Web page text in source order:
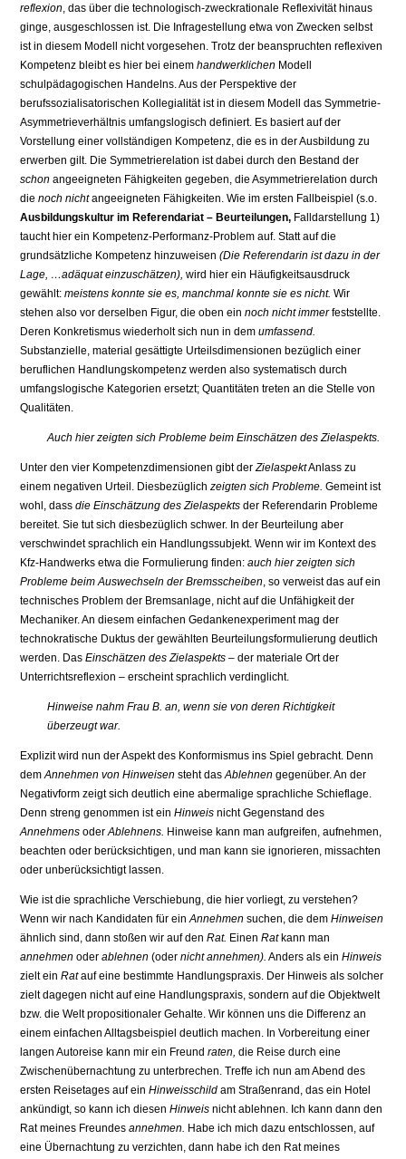
reflexion, das über die technologisch-zweckrationale Reflexivität hinaus
gin­ge, ausgeschlossen ist. Die Infragestellung etwa von Zwecken selbst
ist in diesem Modell nicht vorgesehen. Trotz der beanspruchten reflexiven
Kompe­tenz bleibt es hier bei einem handwerklichen Modell
schulpädagogischen Handelns. Aus der Perspektive der
berufssozialisatorischen Kollegialität ist in diesem Modell das Symmetrie-
Asymmetrieverhältnis umfangslogisch de­finiert. Es basiert auf der
Vorstellung einer vollständigen Kompetenz, die es in der Ausbildung zu
erwerben gilt. Die Symmetrierelation ist dabei durch den Bestand der
schon angeeigneten Fähigkeiten gegeben, die Asymmetriere­lation durch
die noch nichtangeeigneten Fähigkeiten. Wie im ersten Fallbei­spiel (s.o.
Ausbildungskultur im Referendariat – Beurteilungen, Falldarstellung 1)
taucht hier ein Kompetenz-Performanz-Problem auf. Statt auf die
grundsätzliche Kompetenz hinzuweisen (Die Referendarin ist dazu in der
Lage, …adäquat einzuschätzen), wird hier ein Häufigkeitsausdruck
gewählt:meistens konnte sie es, manchmal konnte sie es nicht. Wir
stehen also vor derselben Figur, die oben ein noch nicht immerfeststellte.
Deren Konkretis­mus wiederholt sich nun in dem umfassend.
Substanzielle, material gesättigte Urteilsdimensionen bezüglich einer
beruflichen Handlungskompetenz werden also systematisch durch
umfangslogische Kategorien ersetzt; Quantitäten tre­ten an die Stelle von
Qualitäten.
Auch hier zeigten sich Probleme beim Einschätzen des Zielaspekts.
Unter den vier Kompetenzdimensionen gibt derZielaspektAnlass zu
einem negativen Urteil. Diesbezüglich zeigten sich Probleme. Gemeint ist
wohl, dass die Einschätzung des Zielaspekts der Referendarin Probleme
bereitet. Sie tut sich diesbezüglich schwer. In der Beurteilung aber
verschwindet sprachlich ein Handlungssubjekt. Wenn wir im Kontext des
Kfz-Handwerks etwa die Formulierung finden: auch hier zeigten sich
Probleme beim Aus­wechseln der Bremsscheiben, so verweist das auf ein
technisches Problem der Bremsanlage, nicht auf die Unfähigkeit der
Mechaniker. An diesem ein­fachen Gedankenexperiment mag der
technokratische Duktus der gewählten Beurteilungsformulierung deutlich
werden. Das Einschätzen des Zielaspekts– der materiale Ort der
Unterrichtsreflexion – erscheint sprachlich verding­licht.
Hinweise nahm Frau B. an, wenn sie von deren Richtigkeit
überzeugt war.
Explizit wird nun der Aspekt des Konformismus ins Spiel gebracht. Denn
demAnnehmen von Hinweisen steht dasAblehnen gegenüber. An der
Negativform zeigt sich deutlich eine abermalige sprachliche Schieflage.
Denn streng ge­nommen ist ein Hinweis nicht Gegenstand des
Annehmens oderAblehnens. Hinweise kann man aufgreifen, aufnehmen,
beachten oder berücksichtigen, und man kann sie ignorieren, missachten
oder unberücksichtigt lassen.
Wie ist die sprachliche Verschiebung, die hier vorliegt, zu verstehen?
Wenn wir nach Kandidaten für ein Annehmen suchen, die dem Hinweisen
ähnlich sind, dann stoßen wir auf den Rat. Einen Ratkann man
annehmenoder ablehnen (oder nicht annehmen). Anders als ein Hinweis
zielt ein Ratauf eine bestimmte Handlungspraxis. Der Hinweis als solcher
zielt dagegen nicht auf eine Handlungspraxis, sondern auf die Objektwelt
bzw. die Welt propositionaler Gehalte. Wir können uns die Differenz an
einem einfachen Alltagsbeispiel deutlich machen. In Vorbereitung einer
langen Autoreise kann mir ein Freund raten, die Reise durch eine
Zwischenübernachtung zu unterbrechen. Treffe ich nun am Abend des
ersten Reisetages auf ein Hin­weisschild am Straßenrand, das ein Hotel
ankündigt, so kann ich diesen Hin­weis nicht ablehnen. Ich kann dann den
Rat meines Freundes annehmen. Ha­be ich mich dazu entschlossen, auf
eine Übernachtung zu verzichten, dann habe ich den Rat meines